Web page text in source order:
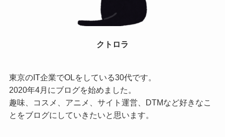
クトロラ
東京のIT企業でOLをしている30代です。
2020年4月にブログを始めました。
趣味、コスメ、アニメ、サイト運営、DTMなど好きなこ
とをブログにしていきたいと思います。